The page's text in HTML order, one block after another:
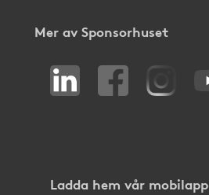
Mer av Sponsorhuset
Ladda hem vår mobilapp